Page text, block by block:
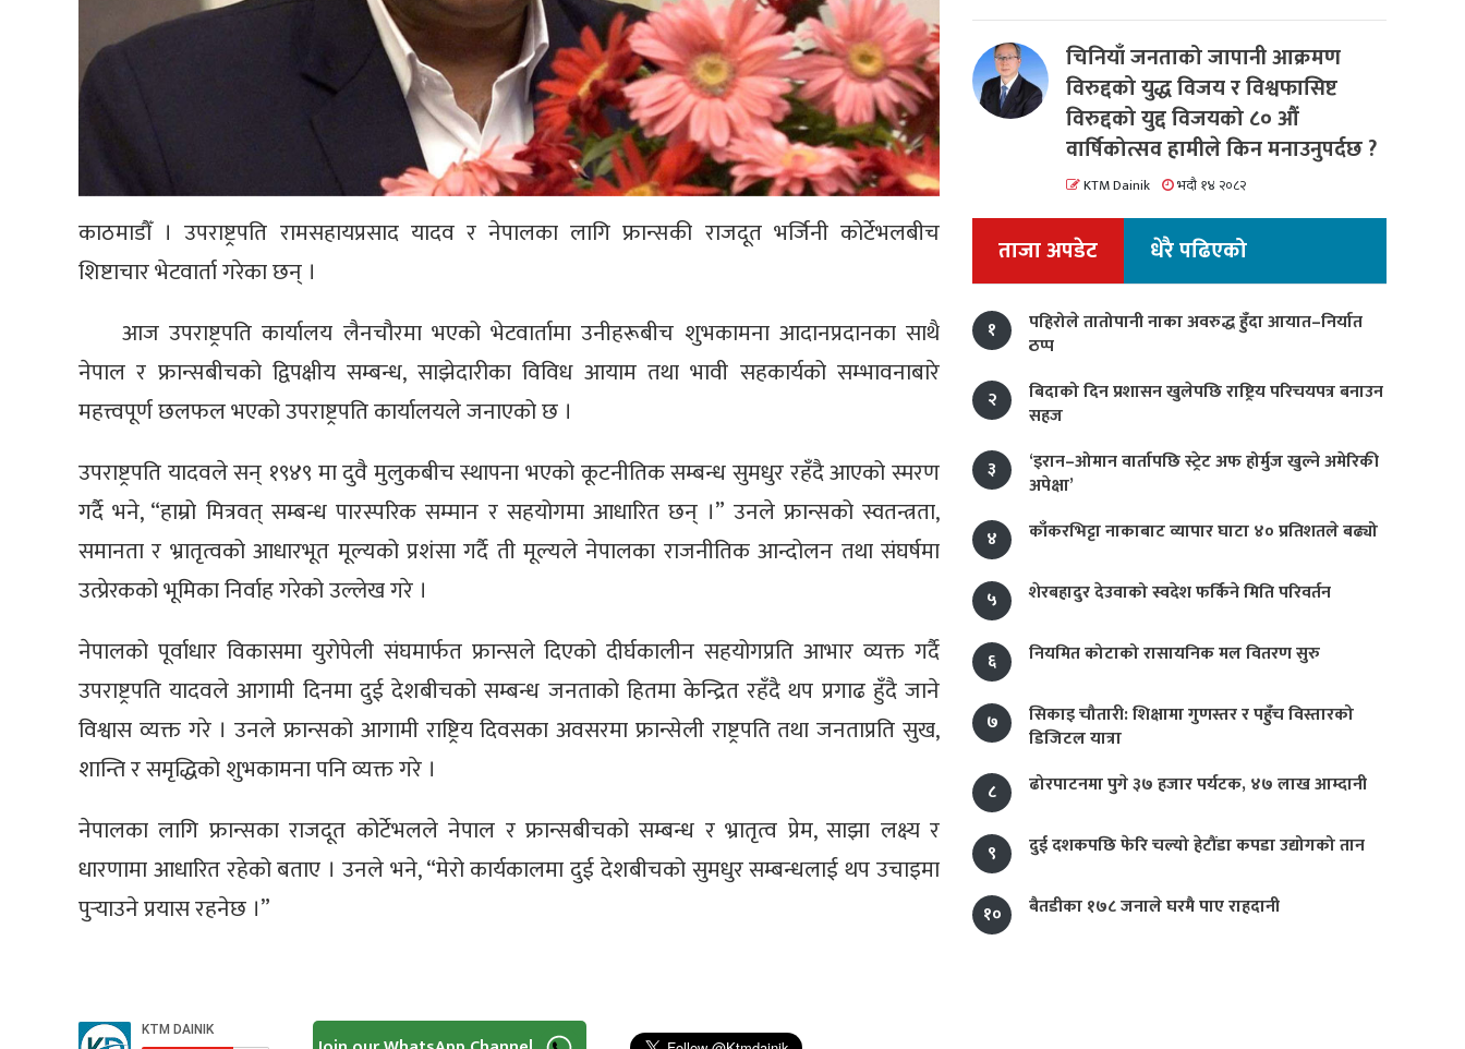
काठमाडौँ । उपराष्ट्रपति रामसहायप्रसाद यादव र नेपालका लागि फ्रान्सकी राजदूत भर्जिनी कोर्टेभलबीच
शिष्टाचार भेटवार्ता गरेका छन् ।
आज उपराष्ट्रपति कार्यालय लैनचौरमा भएको भेटवार्तामा उनीहरूबीच शुभकामना आदानप्रदानका साथै
नेपाल र फ्रान्सबीचको द्विपक्षीय सम्बन्ध, साझेदारीका विविध आयाम तथा भावी सहकार्यको सम्भावनाबारे
महत्त्वपूर्ण छलफल भएको उपराष्ट्रपति कार्यालयले जनाएको छ ।
उपराष्ट्रपति यादवले सन् १९४९ मा दुवै मुलुकबीच स्थापना भएको कूटनीतिक सम्बन्ध सुमधुर रहँदै आएको स्मरण
गर्दै भने, “हाम्रो मित्रवत् सम्बन्ध पारस्परिक सम्मान र सहयोगमा आधारित छन् ।” उनले फ्रान्सको स्वतन्त्रता,
समानता र भ्रातृत्वको आधारभूत मूल्यको प्रशंसा गर्दै ती मूल्यले नेपालका राजनीतिक आन्दोलन तथा संघर्षमा
उत्प्रेरकको भूमिका निर्वाह गरेको उल्लेख गरे ।
नेपालको पूर्वाधार विकासमा युरोपेली संघमार्फत फ्रान्सले दिएको दीर्घकालीन सहयोगप्रति आभार व्यक्त गर्दै
उपराष्ट्रपति यादवले आगामी दिनमा दुई देशबीचको सम्बन्ध जनताको हितमा केन्द्रित रहँदै थप प्रगाढ हुँदै जाने
विश्वास व्यक्त गरे । उनले फ्रान्सको आगामी राष्ट्रिय दिवसका अवसरमा फ्रान्सेली राष्ट्रपति तथा जनताप्रति सुख,
शान्ति र समृद्धिको शुभकामना पनि व्यक्त गरे ।
नेपालका लागि फ्रान्सका राजदूत कोर्टेभलले नेपाल र फ्रान्सबीचको सम्बन्ध र भ्रातृत्व प्रेम, साझा लक्ष्य र
धारणामा आधारित रहेको बताए । उनले भने, “मेरो कार्यकालमा दुई देशबीचको सुमधुर सम्बन्धलाई थप उचाइमा
पुर्‍याउने प्रयास रहनेछ ।”
चिनियाँ जनताको जापानी आक्रमण
विरुद्दको युद्ध विजय र विश्वफासिष्ट
विरुद्दको युद्द विजयको ८० औं
वार्षिकोत्सव हामीले किन मनाउनुपर्दछ ?
KTM Dainik भदौ १४ २०८२
ताजा अपडेट धेरै पढिएको
१
पहिरोले तातोपानी नाका अवरुद्ध हुँदा आयात–निर्यात
ठप्प
२
बिदाको दिन प्रशासन खुलेपछि राष्ट्रिय परिचयपत्र बनाउन
सहज
३
‘इरान–ओमान वार्तापछि स्ट्रेट अफ होर्मुज खुल्ने अमेरिकी
अपेक्षा’
४
काँकरभिट्टा नाकाबाट व्यापार घाटा ४० प्रतिशतले बढ्यो
५ शेरबहादुर देउवाको स्वदेश फर्किने मिति परिवर्तन
६ नियमित कोटाको रासायनिक मल वितरण सुरु
७
सिकाइ चौतारी: शिक्षामा गुणस्तर र पहुँच विस्तारको
डिजिटल यात्रा
८
ढोरपाटनमा पुगे ३७ हजार पर्यटक, ४७ लाख आम्दानी
९ दुई दशकपछि फेरि चल्यो हेटौंडा कपडा उद्योगको तान
१० बैतडीका १७८ जनाले घरमै पाए राहदानी